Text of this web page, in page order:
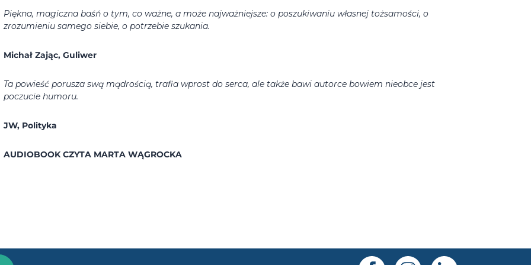
Piękna, magiczna baśń o tym, co ważne, a może najważniejsze: o poszukiwaniu własnej tożsamości, o
zrozumieniu samego siebie, o potrzebie szukania.
Michał Zając, Guliwer
Ta powieść porusza swą mądrością, trafia wprost do serca, ale także bawi autorce bowiem nieobce jest
poczucie humoru.
JW, Polityka
AUDIOBOOK CZYTA MARTA WĄGROCKA